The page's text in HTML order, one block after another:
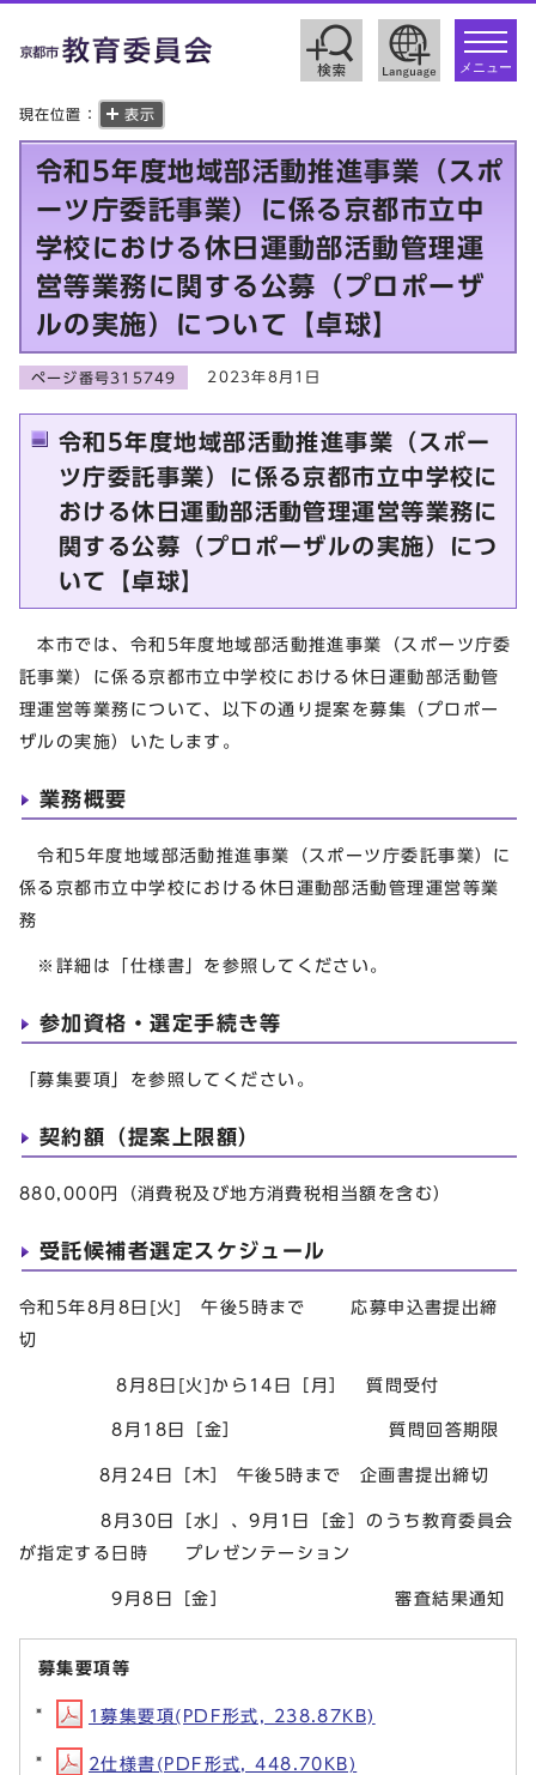
toggle
メニュー
現在位置： 表示
令和5年度地域部活動推進事業（スポ
ーツ庁委託事業）に係る京都市立中
学校における休日運動部活動管理運
営等業務に関する公募（プロポーザ
ルの実施）について【卓球】
ページ番号315749 2023年8月1日
令和5年度地域部活動推進事業（スポー
ツ庁委託事業）に係る京都市立中学校に
おける休日運動部活動管理運営等業務に
関する公募（プロポーザルの実施）につ
いて【卓球】
本市では、令和5年度地域部活動推進事業（スポーツ庁委
託事業）に係る京都市立中学校における休日運動部活動管
理運営等業務について、以下の通り提案を募集（プロポー
ザルの実施）いたします。
業務概要
令和5年度地域部活動推進事業（スポーツ庁委託事業）に
係る京都市立中学校における休日運動部活動管理運営等業
務
※詳細は「仕様書」を参照してください。
参加資格・選定手続き等
「募集要項」を参照してください。
契約額（提案上限額）
880,000円（消費税及び地方消費税相当額を含む）
受託候補者選定スケジュール
令和5年8月8日[火] 午後5時まで 応募申込書提出締
切
8月8日[火]から14日［月］ 質問受付
8月18日［金］ 質問回答期限
8月24日［木］ 午後5時まで 企画書提出締切
8月30日［水」、9月1日［金］のうち教育委員会
が指定する日時 プレゼンテーション
9月8日［金］ 審査結果通知
募集要項等
1募集要項(PDF形式, 238.87KB)
2仕様書(PDF形式, 448.70KB)